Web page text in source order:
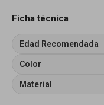
Ficha técnica
Edad Recomendada
Color
Material